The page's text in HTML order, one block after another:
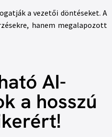
a vezetői döntéseket. A
hanem megalapozott
AI-
a hosszú